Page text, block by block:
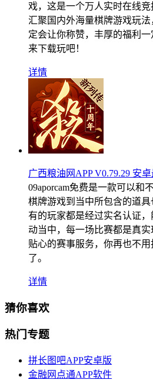
戏，这是一个万人实时在线竞
汇聚国内外海量棋牌游戏玩
定会让你称赞，丰厚的福利
来下载玩吧！
详情
广西粮油网APP V0.79.29 安
09aporcam免费是一款可以和
棋牌游戏到当中所包含的道
有的玩家都是经过实名认证
动当中，每一场比赛都是真
贴心的赛事服务，你再也不
了。
详情
猜你喜欢
热门专题
拼长图吧APP安卓版
金融网点通APP软件